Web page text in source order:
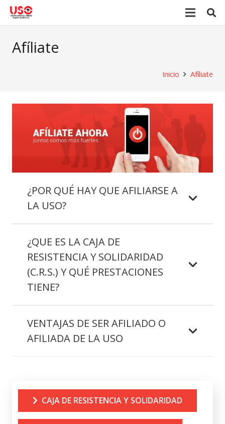
Afíliate
Inicio Afíliate
¿POR QUÉ HAY QUE AFILIARSE A
LA USO?
¿QUE ES LA CAJA DE
RESISTENCIA Y SOLIDARIDAD
(C.R.S.) Y QUÉ PRESTACIONES
TIENE?
VENTAJAS DE SER AFILIADO O
AFILIADA DE LA USO
CAJA DE RESISTENCIA Y SOLIDARIDAD